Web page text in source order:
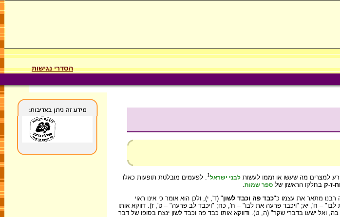
הסדרי נגישות
למצרים מה שעשו או זממו לעשות לבני ישראל1. לפעמים מובלטת תופעות כאלו
וח-ז-ק בחלקו הראשון של ספר שמות.
רבנו מתאר את עצמו כ"כבד פה וכבד לשון" (ד', י), ולכן הוא אומר כי אינו ראוי
לבו" – ח', יא; "ויכבד פרעה את לבו" – ח', כח; "ויכבד לב פרעה" – ט', ז). דווקא אותו
ואל ישעו בדברי שקר" (ה, ט). ודווקא אותו כבד פה וכבד לשון ינצח בסופו של דבר